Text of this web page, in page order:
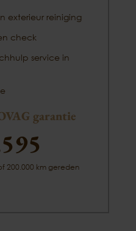
exterieur reiniging
check
service in
garantie
200.000 km gereden